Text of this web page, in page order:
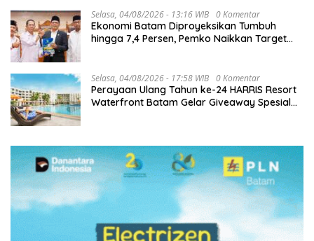
Selasa, 04/08/2026 - 13:16 WIB 0 Komentar
Ekonomi Batam Diproyeksikan Tumbuh
hingga 7,4 Persen, Pemko Naikkan Target
Selasa, 04/08/2026 - 17:58 WIB 0 Komentar
Perayaan Ulang Tahun ke-24 HARRIS Resort
Waterfront Batam Gelar Giveaway Spesial